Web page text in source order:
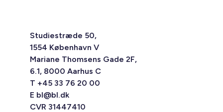
Studiestræde 50,
1554 København V
Mariane Thomsens Gade 2F,
6.1, 8000 Aarhus C
T +45 33 76 20 00
E bl@bl.dk
CVR 31447410